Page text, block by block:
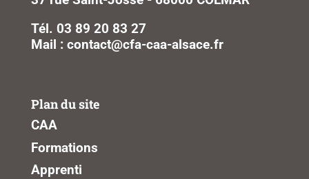
Tél. 03 89 20 83 27
Mail : contact@cfa-caa-alsace.fr
Plan du site
CAA
Formations
Apprenti